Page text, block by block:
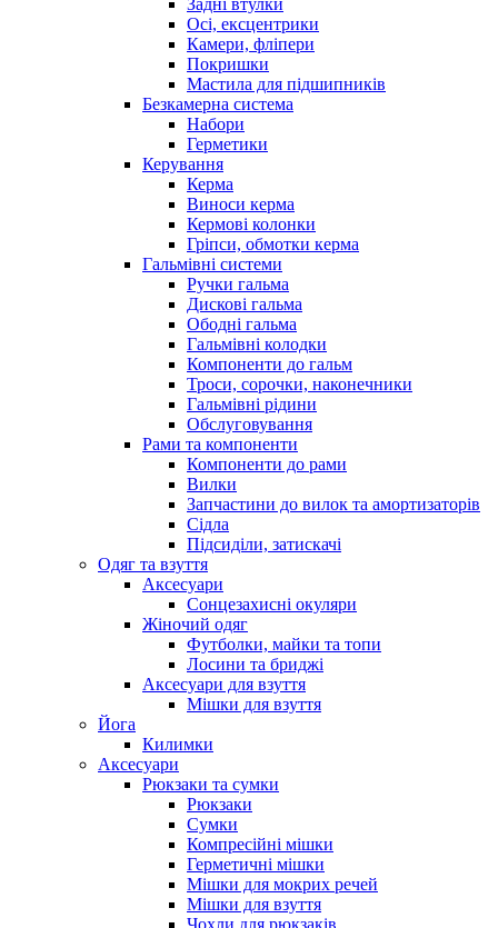
Задні втулки
Осі, ексцентрики
Камери, фліпери
Покришки
Мастила для підшипників
Безкамерна система
Набори
Герметики
Керування
Керма
Виноси керма
Кермові колонки
Гріпси, обмотки керма
Гальмівні системи
Ручки гальма
Дискові гальма
Ободні гальма
Гальмівні колодки
Компоненти до гальм
Троси, сорочки, наконечники
Гальмівні рідини
Обслуговування
Рами та компоненти
Компоненти до рами
Вилки
Запчастини до вилок та амортизаторів
Сідла
Підсиділи, затискачі
Одяг та взуття
Аксесуари
Сонцезахисні окуляри
Жіночий одяг
Футболки, майки та топи
Лосини та бриджі
Аксесуари для взуття
Мішки для взуття
Йога
Килимки
Аксесуари
Рюкзаки та сумки
Рюкзаки
Сумки
Компресійні мішки
Герметичні мішки
Мішки для мокрих речей
Мішки для взуття